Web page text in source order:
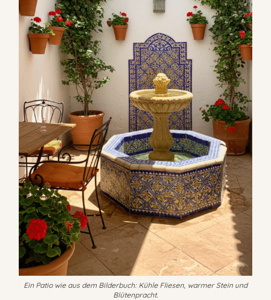
Ein Patio wie aus dem Bilderbuch: Kühle Fliesen, warmer Stein und
Blütenpracht.